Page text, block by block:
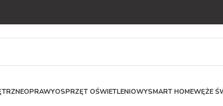
OPRAWYOSPRZĘT OŚWIETLENIOWYSMART HOMEWĘŻE